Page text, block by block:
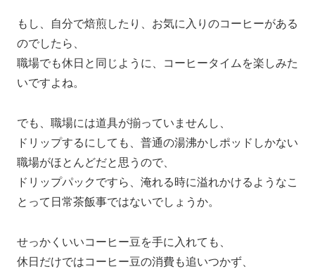
もし、自分で焙煎したり、お気に入りのコーヒーがある
のでしたら、
職場でも休日と同じように、コーヒータイムを楽しみた
いですよね。
でも、職場には道具が揃っていませんし、
ドリップするにしても、普通の湯沸かしポッドしかない
職場がほとんどだと思うので、
ドリップパックですら、淹れる時に溢れかけるようなこ
とって日常茶飯事ではないでしょうか。
せっかくいいコーヒー豆を手に入れても、
休日だけではコーヒー豆の消費も追いつかず、